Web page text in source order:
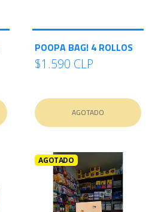
POOPA BAG! 4 ROLLOS
$1.590 CLP
AGOTADO
AGOTADO